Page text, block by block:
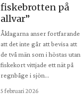
fiskebrotten på
allvar”
Åklagarna anser fortfarande
att det inte går att bevisa att
de två män som i höstas utan
fiskekort vittjade ett nät på
regnbåge i sjön…
5 februari 2026